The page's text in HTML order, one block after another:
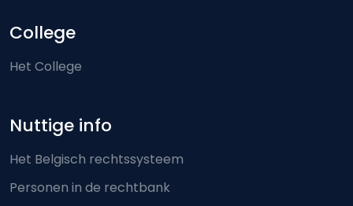
College
Het College
Nuttige info
Het Belgisch rechtssysteem
Personen in de rechtbank